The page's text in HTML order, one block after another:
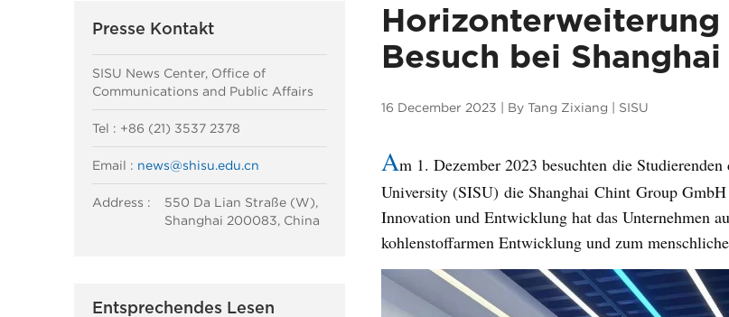
Presse Kontakt
SISU News Center, Office of
Communications and Public Affairs
Tel : +86 (21) 3537 2378
Email : news@shisu.edu.cn
Address :
550 Da Lian Straße (W),
Shanghai 200083, China
Entsprechendes Lesen
Besuch bei
16 December 2023 | By Tang Zixiang | SISU
Am 1. Dezember 2023 besuchten die Studierenden
University (SISU) die Shanghai Chint Group
Innovation und Entwicklung hat das Unternehmen
kohlenstoffarmen Entwicklung und zum